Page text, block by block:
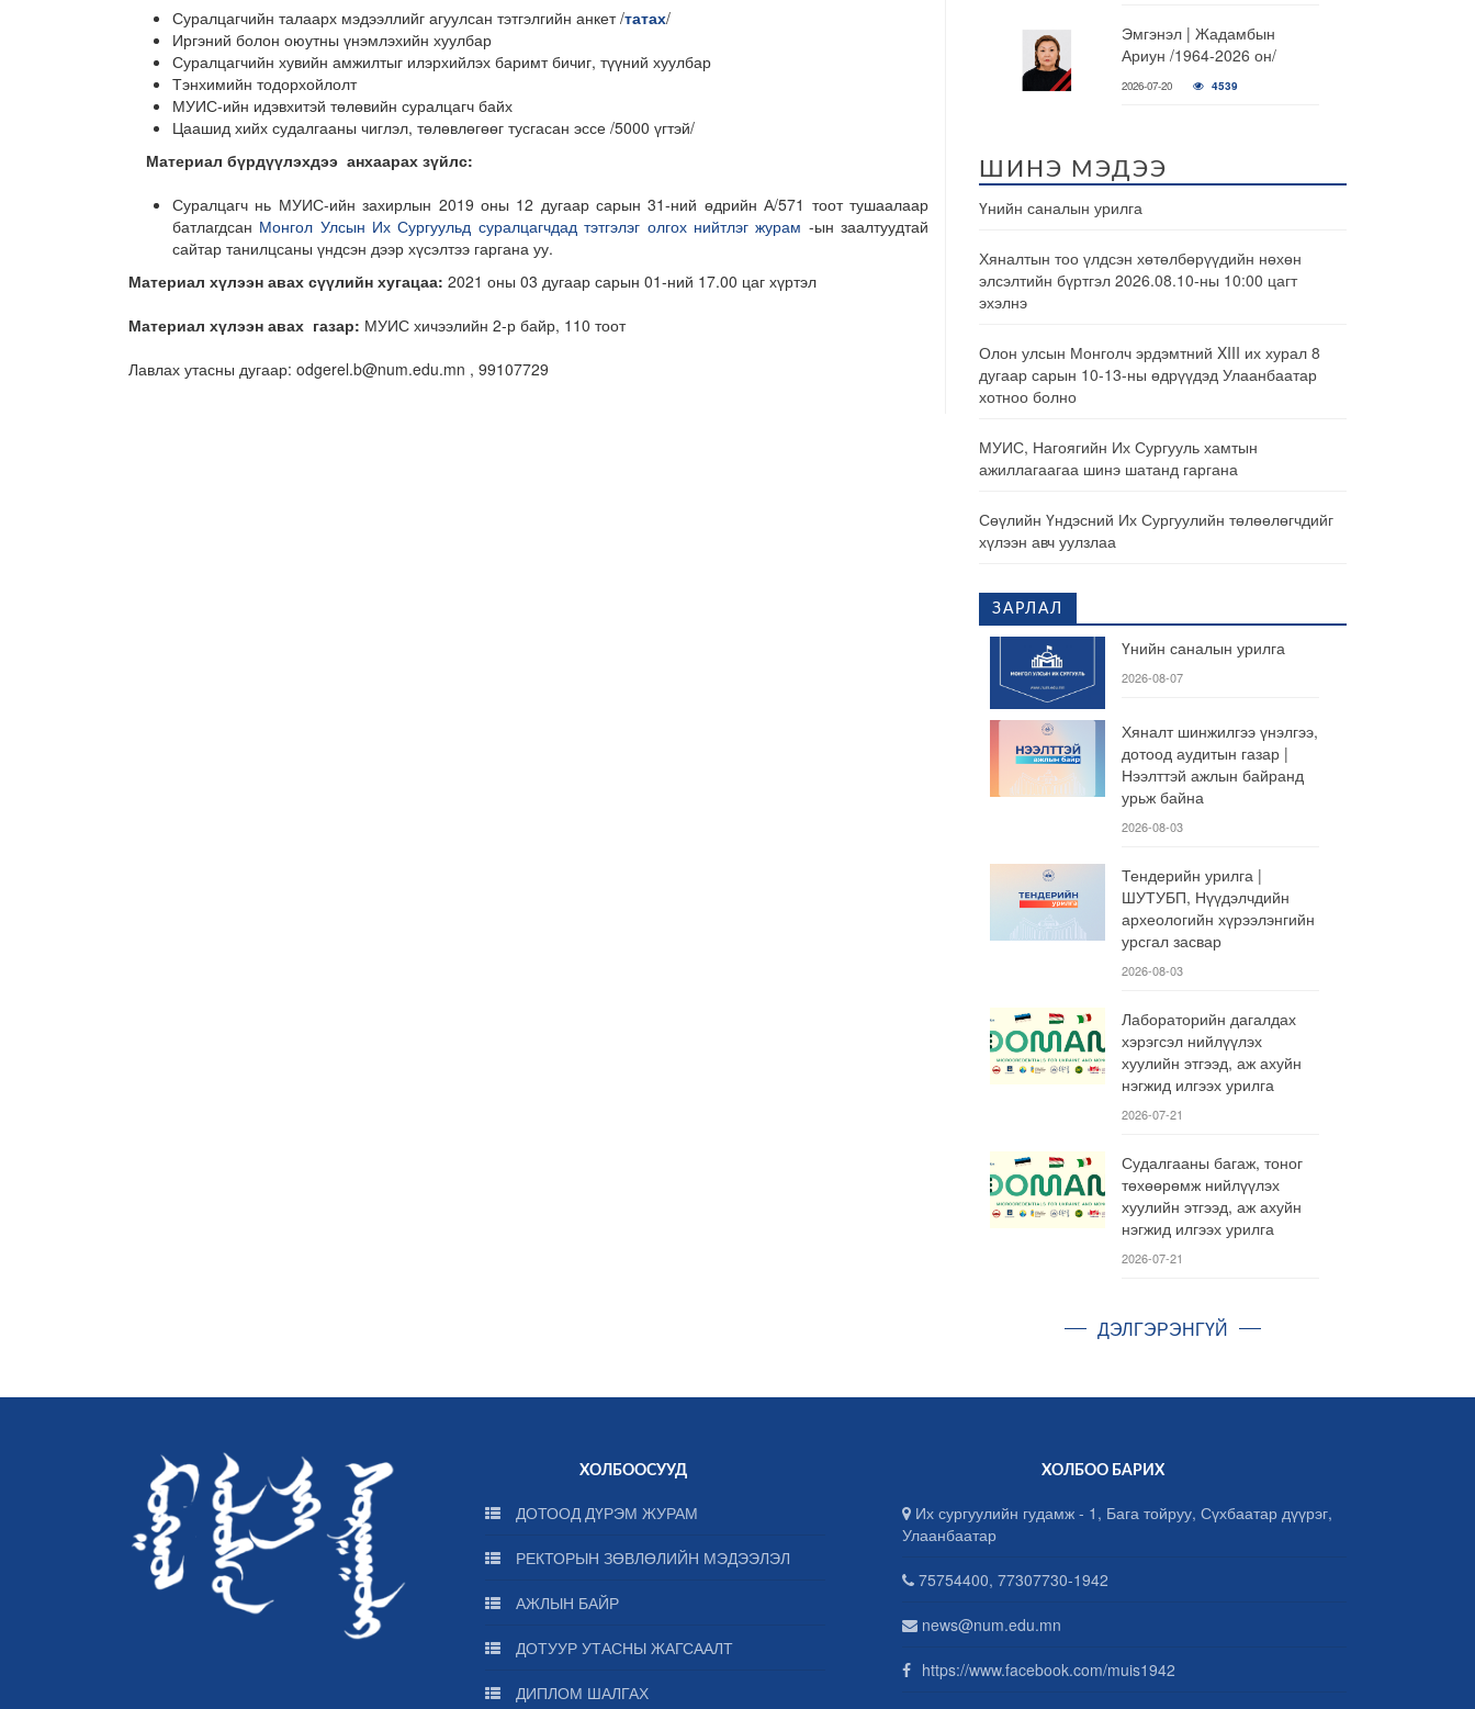
Суралцагчийн талаарх мэдээллийг агуулсан тэтгэлгийн анкет /татах/
Иргэний болон оюутны үнэмлэхийн хуулбар
Суралцагчийн хувийн амжилтыг илэрхийлэх баримт бичиг, түүний хуулбар
Тэнхимийн тодорхойлолт
МУИС-ийн идэвхитэй төлөвийн суралцагч байх
Цаашид хийх судалгааны чиглэл, төлөвлөгөөг тусгасан эссе /5000 үгтэй/
Материал бүрдүүлэхдээ анхаарах зүйлс:
Суралцагч нь МУИС-ийн захирлын 2019 оны 12 дугаар сарын 31-ний өдрийн А/571 тоот тушаалаар
батлагдсан Монгол Улсын Их Сургуульд суралцагчдад тэтгэлэг олгох нийтлэг журам -ын заалтуудтай
сайтар танилцсаны үндсэн дээр хүсэлтээ гаргана уу.
Материал хүлээн авах сүүлийн хугацаа: 2021 оны 03 дугаар сарын 01-ний 17.00 цаг хүртэл
Материал хүлээн авах газар: МУИС хичээлийн 2-р байр, 110 тоот
Лавлах утасны дугаар: odgerel.b@num.edu.mn , 99107729
Эмгэнэл | Жадамбын
Ариун /1964-2026 он/
2026-07-20 4539
ШИНЭ МЭДЭЭ
Үнийн саналын урилга
Хяналтын тоо үлдсэн хөтөлбөрүүдийн нөхөн
элсэлтийн бүртгэл 2026.08.10-ны 10:00 цагт
эхэлнэ
Олон улсын Монголч эрдэмтний XIII их хурал 8
дугаар сарын 10-13-ны өдрүүдэд Улаанбаатар
хотноо болно
МУИС, Нагоягийн Их Сургууль хамтын
ажиллагаагаа шинэ шатанд гаргана
Сөүлийн Үндэсний Их Сургуулийн төлөөлөгчдийг
хүлээн авч уулзлаа
ЗАРЛАЛ
Үнийн саналын урилга
2026-08-07
Хяналт шинжилгээ үнэлгээ,
дотоод аудитын газар |
Нээлттэй ажлын байранд
урьж байна
2026-08-03
Тендерийн урилга |
ШУТУБП, Нүүдэлчдийн
археологийн хүрээлэнгийн
урсгал засвар
2026-08-03
Лабораторийн дагалдах
хэрэгсэл нийлүүлэх
хуулийн этгээд, аж ахуйн
нэгжид илгээх урилга
2026-07-21
Судалгааны багаж, тоног
төхөөрөмж нийлүүлэх
хуулийн этгээд, аж ахуйн
нэгжид илгээх урилга
2026-07-21
ДЭЛГЭРЭНГҮЙ
ХОЛБООСУУД
ДОТООД ДҮРЭМ ЖУРАМ
РЕКТОРЫН ЗӨВЛӨЛИЙН МЭДЭЭЛЭЛ
АЖЛЫН БАЙР
ДОТУУР УТАСНЫ ЖАГСААЛТ
ДИПЛОМ ШАЛГАХ
ХОЛБОО БАРИХ
Их сургуулийн гудамж - 1, Бага тойруу, Сүхбаатар дүүрэг,
Улаанбаатар
75754400, 77307730-1942
news@num.edu.mn
https://www.facebook.com/muis1942